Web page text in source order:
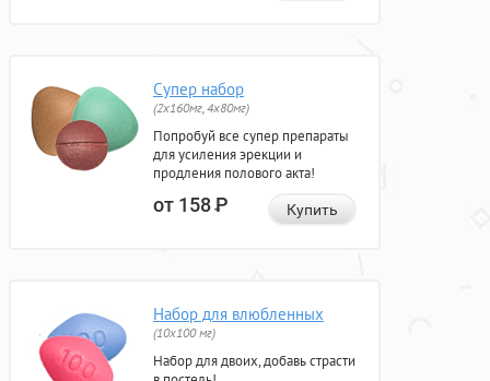
Супер набор
(2х160мг, 4х80мг)
Попробуй все супер препараты
для усиления эрекции и
продления полового акта!
от 158Р Купить
Набор для влюбленных
(10х100 мг)
Набор для двоих, добавь страсти